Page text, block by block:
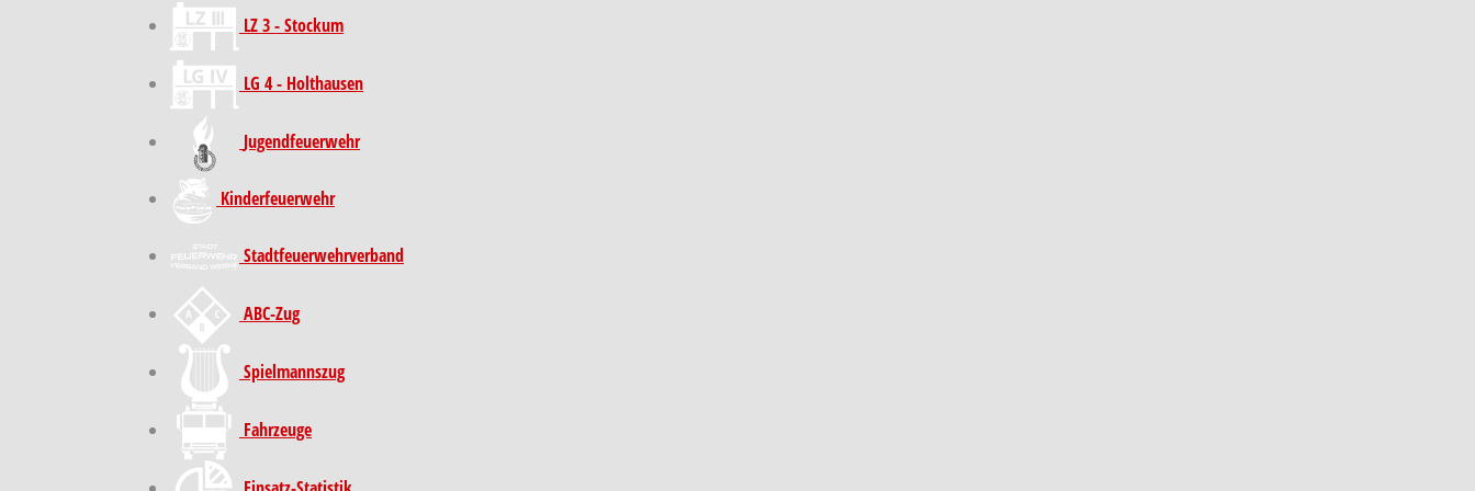
LZ 3 - Stockum
LG 4 - Holthausen
Jugendfeuerwehr
Kinder­feuer­wehr
Stadt­feuer­wehr­verband
ABC-Zug
Spielmannszug
Fahrzeuge